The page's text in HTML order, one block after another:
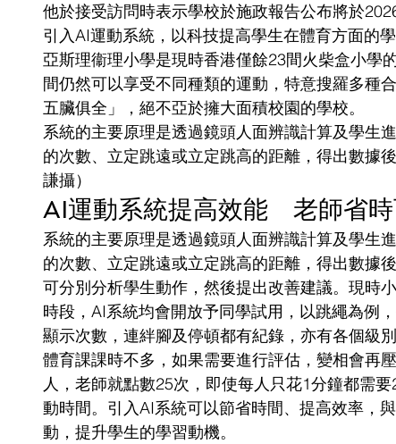
他於接受訪問時表示學校於施政報告公布將於
引入AI運動系統，以科技提高學生在體育方面的學
亞斯理衞理小學是現時香港僅餘23間火柴盒小學
間仍然可以享受不同種類的運動，特意搜羅多種
五臟俱全」，絕不亞於擁大面積校園的學校。
系統的主要原理是透過鏡頭人面辨識計算及學生
的次數、立定跳遠或立定跳高的距離，得出數據
謙攝）
AI運動系統提高效能　老師省
系統的主要原理是透過鏡頭人面辨識計算及學生
的次數、立定跳遠或立定跳高的距離，得出數據
可分別分析學生動作，然後提出改善建議。現時
時段，AI系統均會開放予同學試用，以跳繩為例
顯示次數，連絆腳及停頓都有紀錄，亦有各個級別
體育課課時不多，如果需要進行評估，變相會再
人，老師就點數25次，即使每人只花1分鐘都需
動時間。引入AI系統可以節省時間、提高效率，
動，提升學生的學習動機。